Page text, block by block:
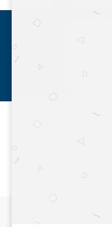
خود را از یک مغازه